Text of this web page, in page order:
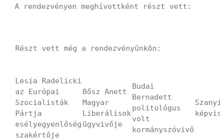
A rendezvényen meghívottként részt vett:
Részt vett még a rendezvényünkön:
Lesia Radelicki
az Európai
Szocialisták
Pártja
esélyegyenlőség
szakértője
Bősz Anett
Magyar
Liberálisok
ügyvivője
Budai
Bernadett
politológus
volt
kormányszóvivő